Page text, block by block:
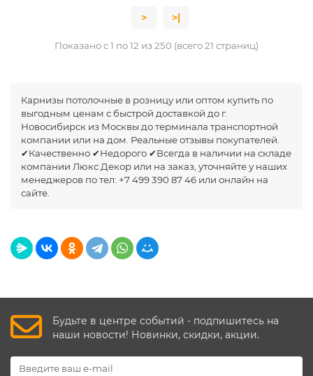
> >|
Показано с 1 по 12 из 250 (всего 21 страниц)
Карнизы потолочные в розницу или оптом купить по
выгодным ценам с быстрой доставкой до г.
Новосибирск из Москвы до терминала транспортной
компании или на дом. Реальные отзывы покупателей.
✔Качественно ✔Недорого ✔Всегда в наличии на складе
компании Люкс Декор или на заказ, уточняйте у наших
менеджеров по тел: +7 499 390 87 46 или онлайн на
сайте.
Будьте в центре событий - подпишитесь на
наши новости! Новинки, скидки, акции.